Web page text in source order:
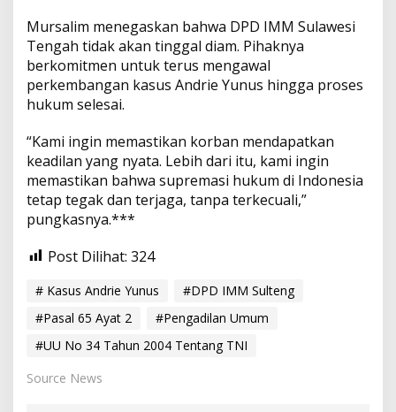
Mursalim menegaskan bahwa DPD IMM Sulawesi
Tengah tidak akan tinggal diam. Pihaknya
berkomitmen untuk terus mengawal
perkembangan kasus Andrie Yunus hingga proses
hukum selesai.
“Kami ingin memastikan korban mendapatkan
keadilan yang nyata. Lebih dari itu, kami ingin
memastikan bahwa supremasi hukum di Indonesia
tetap tegak dan terjaga, tanpa terkecuali,”
pungkasnya.***
Post Dilihat: 324
# Kasus Andrie Yunus
#DPD IMM Sulteng
#Pasal 65 Ayat 2
#Pengadilan Umum
#UU No 34 Tahun 2004 Tentang TNI
Source News